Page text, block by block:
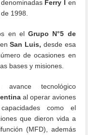
Ferry I en
1998.
en elGrupo N°5 de
enSan Luis, desde esa
de ocasiones en
bases y misiones.
tecnológico
al operar aviones
como el
que dieron vida a
(MFD), además